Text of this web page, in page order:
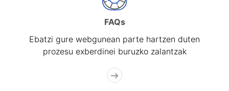
FAQs
Ebatzi gure webgunean parte hartzen duten
prozesu exberdinei buruzko zalantzak